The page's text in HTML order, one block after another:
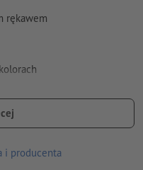
rękawem
i producenta